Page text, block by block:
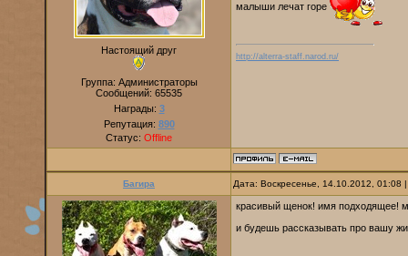
Настоящий друг
Группа: Администраторы
Сообщений: 65535
Награды: 3
Репутация: 890
Статус: Offline
малыши лечат горе
http://alterra-staff.narod.ru/
Багира Дата: Воскресенье, 14.10.2012,
красивый щенок! имя подходящее!
и будешь рассказывать про вашу